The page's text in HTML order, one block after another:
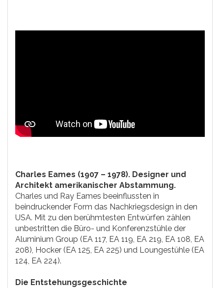
Charles Eames (1907 – 1978). Designer und
Architekt amerikanischer Abstammung.
Charles und Ray Eames beeinflussten in
beindruckender Form das Nachkriegsdesign in den
USA. Mit zu den berühmtesten Entwürfen zählen
unbestritten die Büro- und Konferenzstühle der
Aluminium Group (EA 117, EA 119, EA 219, EA 108, EA
208), Hocker (EA 125, EA 225) und Loungestühle (EA
124, EA 224).
Die Entstehungsgeschichte